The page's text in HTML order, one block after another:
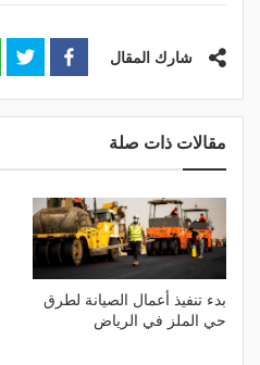
شارك المقال
مقالات ذات صلة
بدء تنفيذ أعمال الصيانة لطرق
حي الملز في الرياض